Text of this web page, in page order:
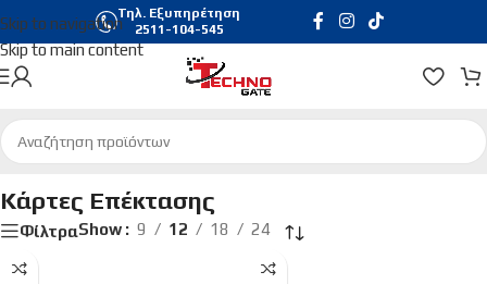
Skip to navigation
Skip to main content
Τηλ. Εξυπηρέτηση
2511-104-545
Αρχική σελίδα/Hardware & Software/Κάρτες Επέκτασης
Κάρτες Επέκτασης
ΦίλτραShow 9 12 18 24